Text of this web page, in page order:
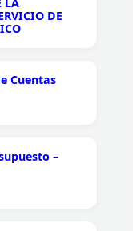
DE
Cuentas
–